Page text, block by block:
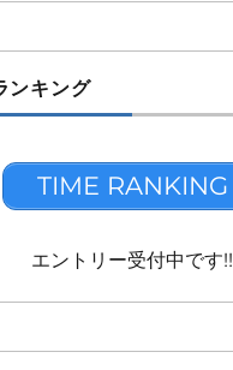
ンキング
TIME RANKING
エントリー受付中です!!